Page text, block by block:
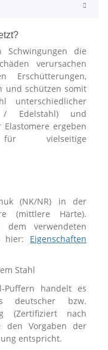
Schwingungen die
verursachen
Erschütterungen,
und schützen somit
unterschiedlicher
/ Edelstahl) und
ergeben
für vielseitige
(NK/NR) in der
(mittlere Härte).
dem verwendeten
hier: Eigenschaften
Stahl
Puffern handelt es
deutscher bzw.
(Zertifiziert nach
den Vorgaben der
entspricht.